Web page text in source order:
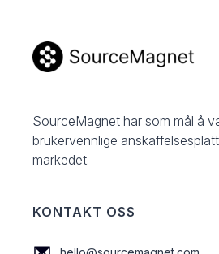
SourceMagnet har som mål å
brukervennlige
markedet.
KONTAKT OSS